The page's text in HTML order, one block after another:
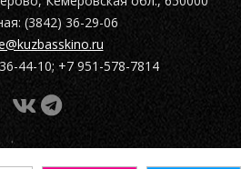
(3842) 36-29-06
44-10; +7 951-578-7814